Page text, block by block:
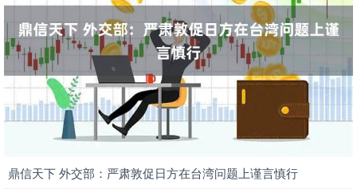
鼎信天下 外交部：严肃敦促日方在台湾问题上谨言慎行